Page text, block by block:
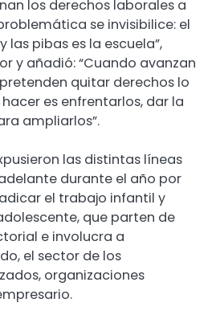
los derechos laborales a
se invisibilice: el
las pibas es la escuela”,
y añadió: “Cuando avanzan
quitar derechos lo
es enfrentarlos, dar la
ampliarlos”.
las distintas líneas
durante el año por
el trabajo infantil y
que parten de
e involucra a
el sector de los
organizaciones